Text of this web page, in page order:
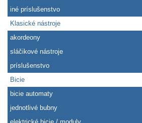
iné príslušenstvo
Klasické nástroje
akordeony
sláčikové nástroje
príslušenstvo
Bicie
bicie automaty
jednotlivé bubny